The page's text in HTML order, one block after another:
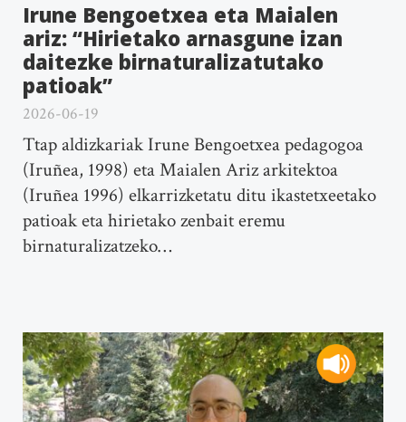
Irune Bengoetxea eta Maialen
ariz: “Hirietako arnasgune izan
daitezke birnaturalizatutako
patioak”
2026-06-19
Ttap aldizkariak Irune Bengoetxea pedagogoa
(Iruñea, 1998) eta Maialen Ariz arkitektoa
(Iruñea 1996) elkarrizketatu ditu ikastetxeetako
patioak eta hirietako zenbait eremu
birnaturalizatzeko…